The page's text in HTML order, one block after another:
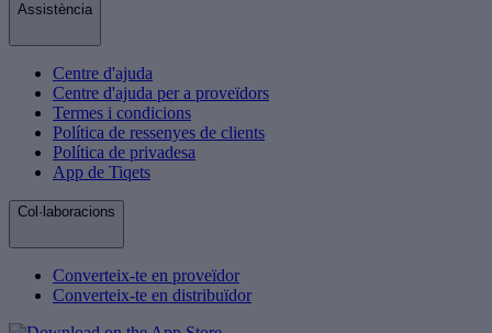
Assistència
Centre d'ajuda
Centre d'ajuda per a proveïdors
Termes i condicions
Política de ressenyes de clients
Política de privadesa
App de Tiqets
Col·laboracions
Converteix-te en proveïdor
Converteix-te en distribuïdor